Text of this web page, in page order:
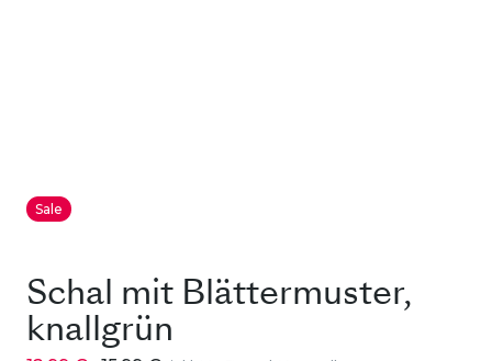
Sale
Schal mit Blättermuster,
knallgrün